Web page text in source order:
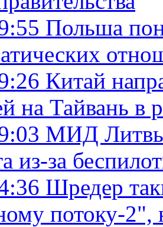
Польша
Китай
на Тайвань в
МИД Литвы
из-за
Шредер
потоку-2",